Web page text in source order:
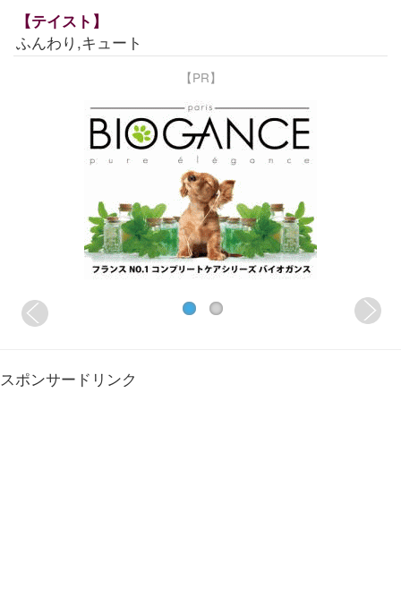
【テイスト】
ふんわり,キュート
【PR】
スポンサードリンク